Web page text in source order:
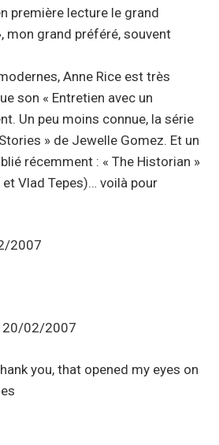
première lecture le grand
mon grand préféré, souvent
Anne Rice est très
son « Entretien avec un
Un peu moins connue, la série
» de Jewelle Gomez. Et un
récemment : « The Historian »
Vlad Tepes)… voilà pour
2007
20/02/2007
you, that opened my eyes on